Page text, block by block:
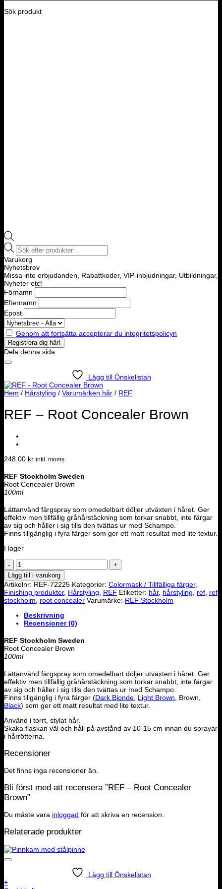
Sök produkt
Products
search
Varukorg
Nyhetsbrev
Missa inte erbjudanden, Rabattkoder, VIP-inbjudningar, Utbildningar,
Nyheter etc!
Förnamn
Efternamn
Epost
Genom att fortsätta accepterar du integritetspolicyn
Dela denna sida
Lägg till Önskelistan
Hem / Hårstyling / Varumärken hår / REF
REF – Root Concealer Brown
248.00 kr inkl. moms
REF Stockholm Sweden
Root Concealer Brown
100ml
Lättanvänd färgspray som omedelbart döljer utväxten i håret. Ger
effektiv men tillfällig gråhårstäckning som torkar snabbt, inte färgar
av sig och håller i sig tills den tvättas ur med Schampo.
Finns tillgänglig i fyra färger som ger ett matt resultat med lite textur.
I lager
REF
-
Root
Concealer
Brown
mängd
Lägg till i varukorg
Artikelnr: REF-72225 Kategorier: Colormask / Tillfälliga färger,
Finishing produkter, Hårstyling REF Etiketter: hår, hårstyling ref ref
stockholm
root concealer Varumärke: REF Stockholm
Beskrivning
Recensioner (0)
REF Stockholm Sweden
Root Concealer Brown
100ml
Lättanvänd färgspray som omedelbart döljer utväxten i håret. Ger
effektiv men tillfällig gråhårstäckning som torkar snabbt, inte färgar
av sig och håller i sig tills den tvättas ur med Schampo.
Finns tillgänglig i fyra färger (Dark Blonde Light Brown , Brown,
Black) som ger ett matt resultat med lite textur.
Använd i torrt, stylat hår.
Skaka flaskan väl och håll på avstånd av 10-15 cm innan du sprayar
i hårrötterna.
Recensioner
Det finns inga recensioner än.
Bli först med att recensera ”REF – Root Concealer
Brown”
Du måste vara inloggad för att skriva en recension.
Relaterade produkter
Lägg till Önskelistan
+